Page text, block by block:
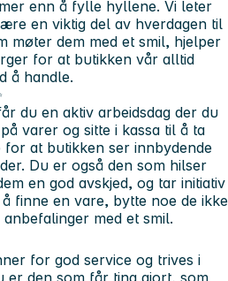
enn å fylle hyllene. Vi leter
en viktig del av hverdagen til
møter dem med et smil, hjelper
for at butikken vår alltid
å handle.
du en aktiv arbeidsdag der du
varer og sitte i kassa til å ta
at butikken ser innbydende
Du er også den som hilser
en god avskjed, og tar initiativ
finne en vare, bytte noe de ikke
med et smil.
for god service og trives i
er den som får ting gjort, som